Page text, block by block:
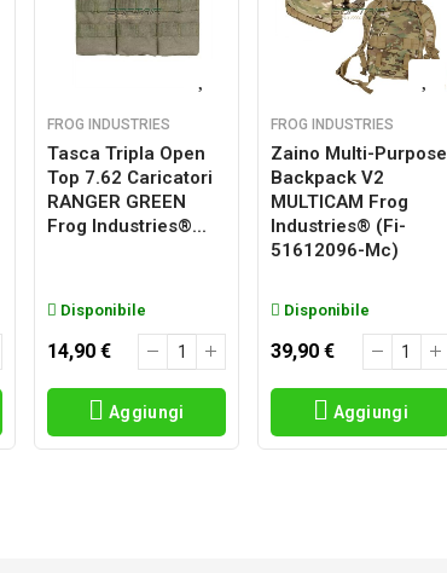
FROG INDUSTRIES
Tasca Tripla Open
Top 7.62 Caricatori
RANGER GREEN
Frog Industries®...
Disponibile
14,90 €
Aggiungi
FROG INDUSTRIES
Zaino Multi-Purpose
Backpack V2
MULTICAM Frog
Industries® (fi-
51612096-Mc)
Disponibile
39,90 €
Aggiungi